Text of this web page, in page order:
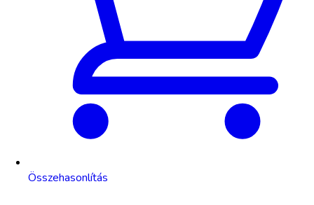
Összehasonlítás